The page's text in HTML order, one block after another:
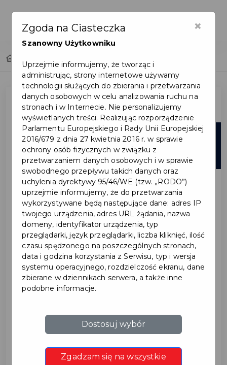
22
Ruszył konkurs na
i najpiękniejszy balkon
×
Zgoda na Ciasteczka
Szanowny Użytkowniku
Uprzejmie informujemy, że tworząc i
administrując, strony internetowe używamy
technologii służących do zbierania i przetwarzania
danych osobowych w celu analizowania ruchu na
stronach i w Internecie. Nie personalizujemy
wyświetlanych treści. Realizując rozporządzenie
Parlamentu Europejskiego i Rady Unii Europejskiej
2016/679 z dnia 27 kwietnia 2016 r. w sprawie
ochrony osób fizycznych w związku z
przetwarzaniem danych osobowych i w sprawie
swobodnego przepływu takich danych oraz
uchylenia dyrektywy 95/46/WE (tzw. „RODO”)
uprzejmie informujemy, że do przetwarzania
wykorzystywane będą następujące dane: adres IP
twojego urządzenia, adres URL żądania, nazwa
domeny, identyfikator urządzenia, typ
przeglądarki, język przeglądarki, liczba kliknięć, ilość
czasu spędzonego na poszczególnych stronach,
data i godzina korzystania z Serwisu, typ i wersja
systemu operacyjnego, rozdzielczość ekranu, dane
zbierane w dziennikach serwera, a także inne
podobne informacje.
Dostosuj wybór
Zgadzam się na wszystkie